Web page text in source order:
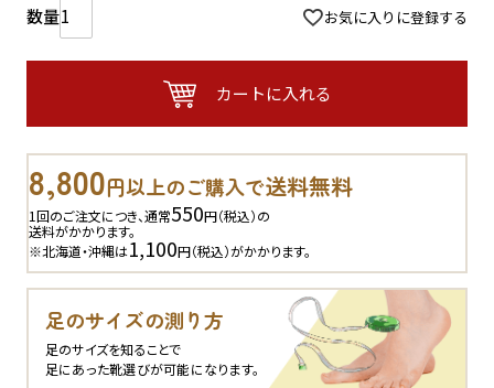
お気に入りに登録する
カートに入れる
8,800円以上のご購入で送料無料
1回のご注文につき、通常550円（税込）の
送料がかかります。
※北海道・沖縄は1,100円（税込）がかかります。
足のサイズの測り方
足のサイズを知ることで
足にあった靴選びが可能になります。